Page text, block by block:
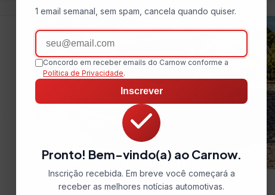
LANÇAMENTOS
1 email semanal, sem spam, cancela quando quiser.
Email
Concordo em receber emails do Carnow conforme a
Política de Privacidade.
Inscrever
Pronto! Bem-vindo(a) ao Carnow.
Inscrição recebida. Em breve você começará a
receber as melhores notícias automotivas.